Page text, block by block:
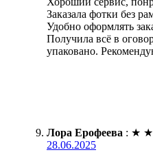
Заказала фотки без
Удобно оформлять
Получила всё в
упаковано.
Лора Ерофеева : ★ ★
28.06.2025